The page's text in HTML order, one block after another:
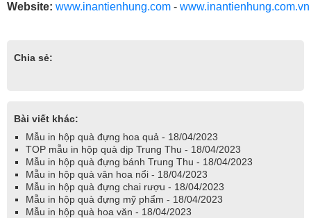
Website: www.inantienhung.com - www.inantienhung.com.vn
Chia sẻ:
Bài viết khác:
Mẫu in hộp quà đựng hoa quả - 18/04/2023
TOP mẫu in hộp quà dịp Trung Thu - 18/04/2023
Mẫu in hộp quà đựng bánh Trung Thu - 18/04/2023
Mẫu in hộp quà vân hoa nổi - 18/04/2023
Mẫu in hộp quà đựng chai rượu - 18/04/2023
Mẫu in hộp quà đựng mỹ phẩm - 18/04/2023
Mẫu in hộp quà hoa văn - 18/04/2023